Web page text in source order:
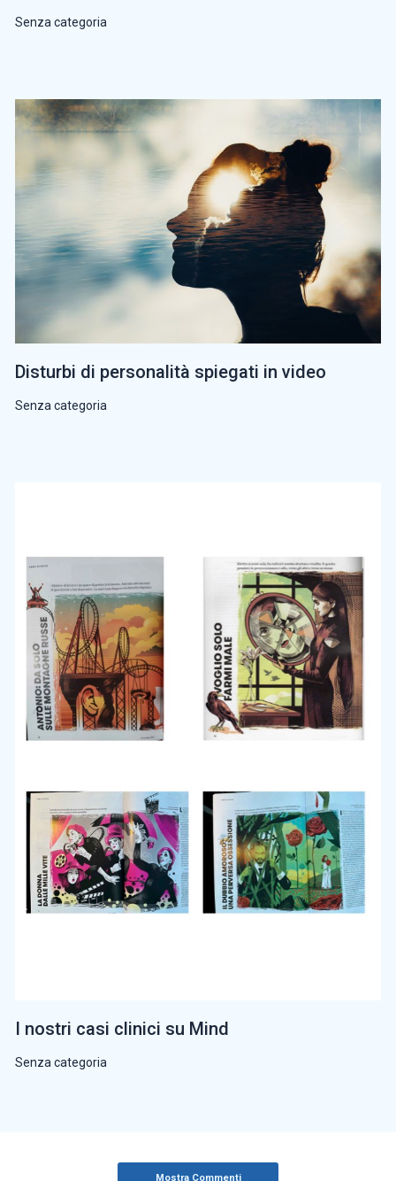
Senza categoria
Disturbi di personalità spiegati in video
Senza categoria
I nostri casi clinici su Mind
Senza categoria
Mostra Commenti